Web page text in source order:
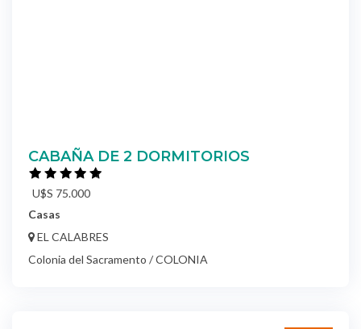
CABAÑA DE 2 DORMITORIOS
U$S 75.000
Casas
EL CALABRES
Colonia del Sacramento / COLONIA